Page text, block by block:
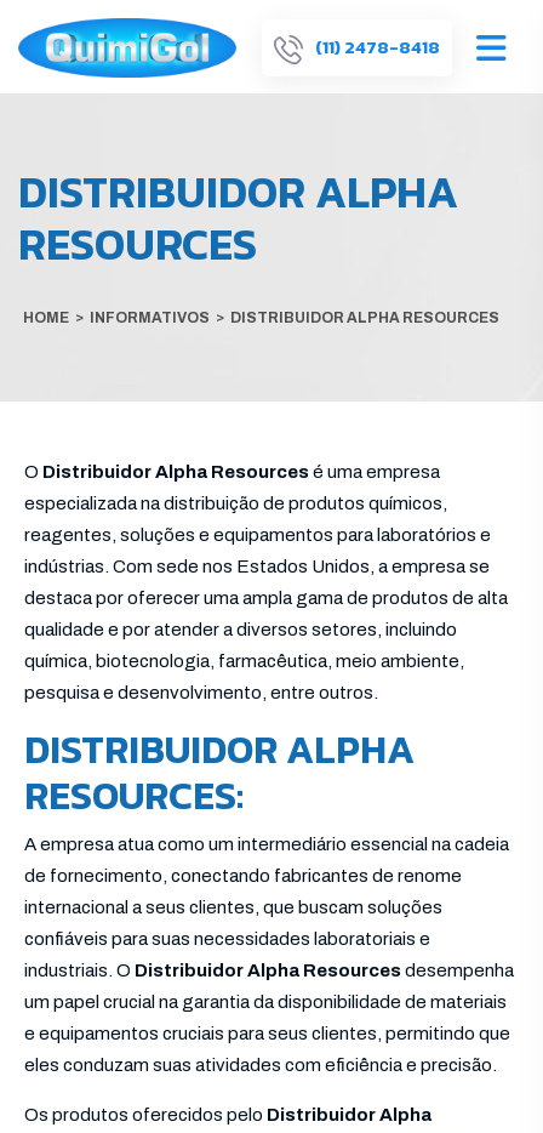
(11) 2478-8418
DISTRIBUIDOR ALPHA
RESOURCES
HOME > INFORMATIVOS > DISTRIBUIDOR ALPHA RESOURCES
O Distribuidor Alpha Resourcesé uma empresa
especializada na distribuição de produtos químicos,
reagentes, soluções e equipamentos para laboratórios e
indústrias. Com sede nos Estados Unidos, a empresa se
destaca por oferecer uma ampla gama de produtos de alta
qualidade e por atender a diversos setores, incluindo
química, biotecnologia, farmacêutica, meio ambiente,
pesquisa e desenvolvimento, entre outros.
DISTRIBUIDOR ALPHA
RESOURCES:
A empresa atua como um intermediário essencial na cadeia
de fornecimento, conectando fabricantes de renome
internacional a seus clientes, que buscam soluções
confiáveis para suas necessidades laboratoriais e
industriais. O Distribuidor Alpha Resourcesdesempenha
um papel crucial na garantia da disponibilidade de materiais
e equipamentos cruciais para seus clientes, permitindo que
eles conduzam suas atividades com eficiência e precisão.
Os produtos oferecidos pelo Distribuidor Alpha